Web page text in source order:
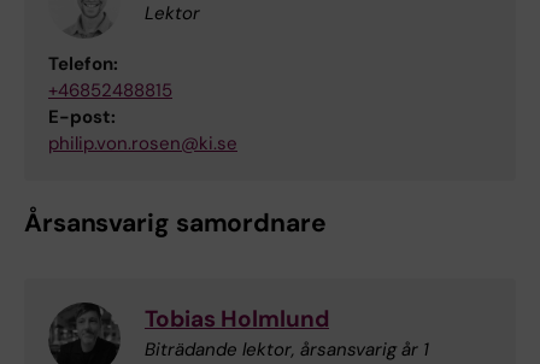
Lektor
Telefon:
+46852488815
E-post:
philip.von.rosen@ki.se
Årsansvarig samordnare
Tobias Holmlund
Biträdande lektor, årsansvarig år 1